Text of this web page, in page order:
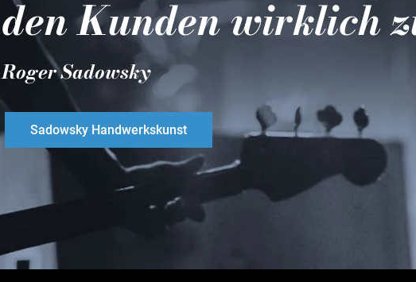
den Kunden wirklich
Roger Sadowsky
Sadowsky Handwerkskunst